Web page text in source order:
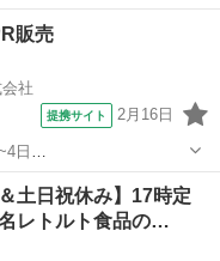
ック可能！【週3～
・紹介辺限定 セルフ
セルフ
販売
社
提携サイト 2月16日
地・最寄
ワールド...
土日祝休み】17時定
レトルト食品の…